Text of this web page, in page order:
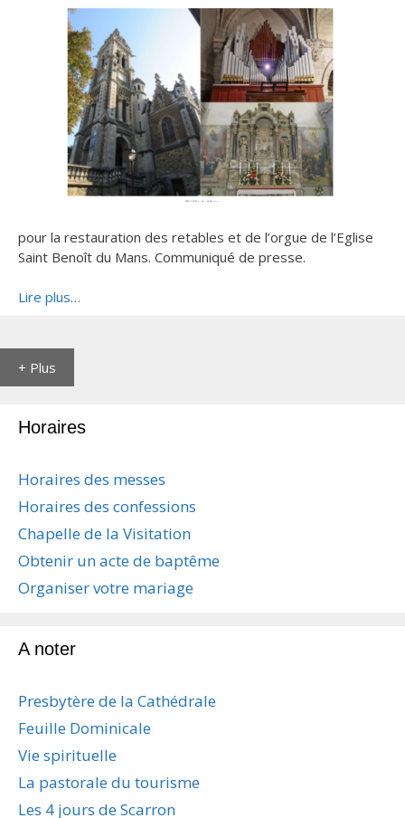
pour la restauration des retables et de l’orgue de l’Eglise
Saint Benoît du Mans. Communiqué de presse.
Lire plus…
+ Plus
Horaires
Horaires des messes
Horaires des confessions
Chapelle de la Visitation
Obtenir un acte de baptême
Organiser votre mariage
A noter
Presbytère de la Cathédrale
Feuille Dominicale
Vie spirituelle
La pastorale du tourisme
Les 4 jours de Scarron